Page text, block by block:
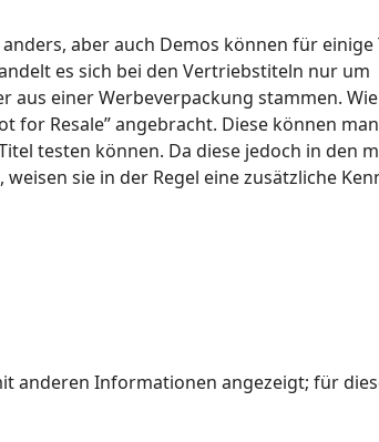
aber auch Demos können für einige
es sich bei den Vertriebstiteln nur um
aus einer Werbeverpackung stammen.
for Resale” angebracht. Diese können
testen können. Da diese jedoch in den
sie in der Regel eine zusätzliche
anderen Informationen angezeigt; für